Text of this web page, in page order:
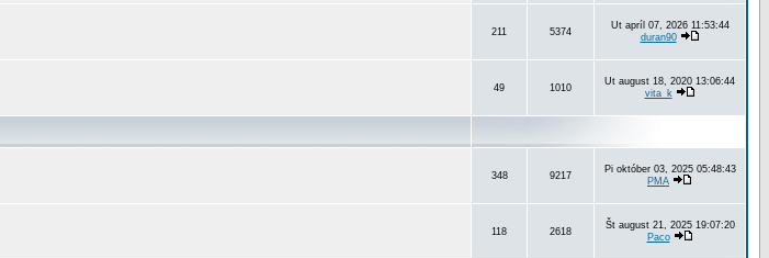
211 5374
Ut apríl 07, 2026 11:53:44
duran90
49 1010
Ut august 18, 2020 13:06:44
vita_k
348 9217
Pi október 03, 2025 05:48:43
PMA
118 2618
Št august 21, 2025 19:07:20
Paco